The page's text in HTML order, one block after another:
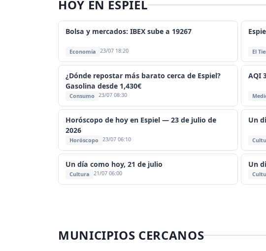
HOY EN ESPIEL
Bolsa y mercados: IBEX sube a 19267
Economía 23/07 18:20 El
¿Dónde repostar más barato cerca de Espiel?
Gasolina desde 1,430€
Consumo 23/07 08:30
AQI
Horóscopo de hoy en Espiel — 23 de julio de
2026
Horóscopo 23/07 06:10
Un
Un día como hoy, 21 de julio
Cultura 21/07 06:00
Un
MUNICIPIOS CERCANOS